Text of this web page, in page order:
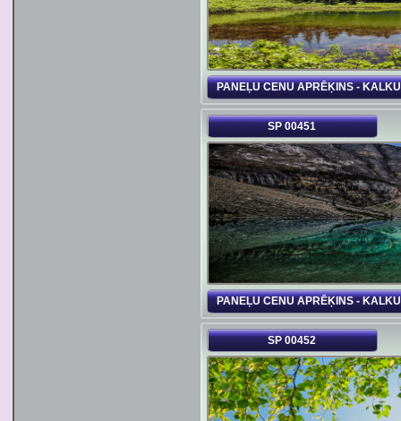
PANEĻU CENU APRĒĶINS -
SP 00451
PANEĻU CENU APRĒĶINS -
SP 00452